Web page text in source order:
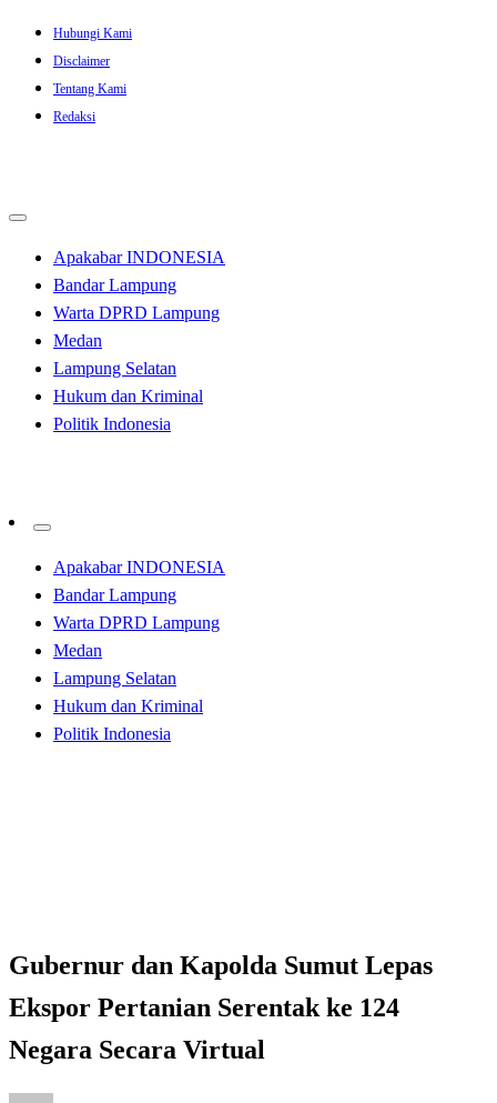
Skip
content
Hubungi Kami
Disclaimer
Tentang Kami
Redaksi
Apakabar INDONESIA
Bandar Lampung
Warta DPRD Lampung
Medan
Lampung Selatan
Hukum dan Kriminal
Politik Indonesia
Apakabar INDONESIA
Bandar Lampung
Warta DPRD Lampung
Medan
Lampung Selatan
Hukum dan Kriminal
Politik Indonesia
Gubernur dan Kapolda Sumut Lepas
Ekspor Pertanian Serentak ke 124
Negara Secara Virtual